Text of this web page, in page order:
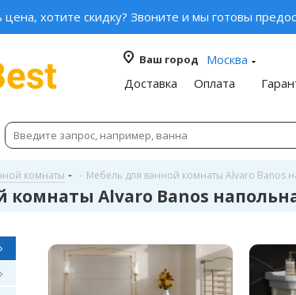
цена, хотите скидку? Звоните и мы готовы
Ваш город
Москва
Доставка
Оплата
комнаты - Мебель для ванной комнаты Alvaro Banos
комнаты Alvaro Banos